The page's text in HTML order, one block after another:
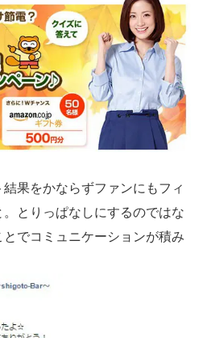
果をかならずファンにもフィ
とりっぱなしにするのではな
とでコミュニケーションが積み